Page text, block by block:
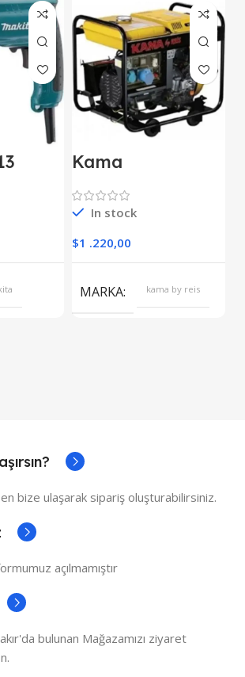
Kama
Kipor Dizel
Jeneratör Marşlı
Monofaze
In stock
$1 .220,00
MARKA kama by reis
bize ulaşarak sipariş oluşturabilirsiniz.
açılmamıştır
bulunan Mağazamızı ziyaret